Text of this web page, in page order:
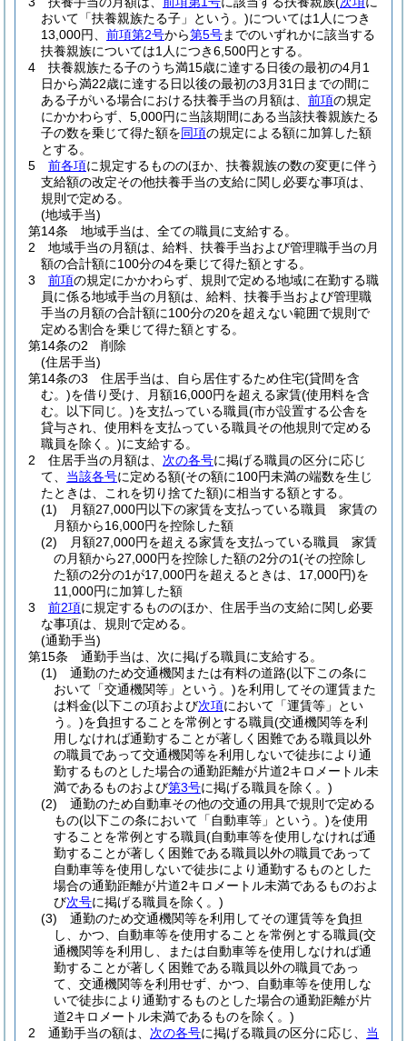
おいて「扶養親族たる子」という。)については1人につき
13,000円、 前項第2号から第5号までのいずれかに該当する
扶養親族については1人につき6,500円とする。
4
扶養親族たる子のうち満15歳に達する日後の最初の4月1
日から満22歳に達する日以後の最初の3月31日までの間に
ある子がいる場合における扶養手当の月額は、 前項の規定
にかかわらず、5,000円に当該期間にある当該扶養親族たる
子の数を乗じて得た額を同項の規定による額に加算した額
とする。
5
前各項に規定するもののほか、扶養親族の数の変更に伴う
支給額の改定その他扶養手当の支給に関し必要な事項は、
規則で定める。
(地域手当)
第14条
地域手当は、全ての職員に支給する。
2
地域手当の月額は、給料、扶養手当および管理職手当の月
額の合計額に100分の4を乗じて得た額とする。
3
前項の規定にかかわらず、規則で定める地域に在勤する職
員に係る地域手当の月額は、給料、扶養手当および管理職
手当の月額の合計額に100分の20を超えない範囲で規則で
定める割合を乗じて得た額とする。
第14条の2
削除
(住居手当)
第14条の3
住居手当は、自ら居住するため住宅(貸間を含
む。)を借り受け、月額16,000円を超える家賃(使用料を含
む。以下同じ。)を支払っている職員(市が設置する公舎を
貸与され、使用料を支払っている職員その他規則で定める
職員を除く。)に支給する。
2
住居手当の月額は、 次の各号に掲げる職員の区分に応じ
て、 当該各号に定める額(その額に100円未満の端数を生じ
たときは、これを切り捨てた額)に相当する額とする。
(1)
月額27,000円以下の家賃を支払っている職員 家賃の
月額から16,000円を控除した額
(2)
月額27,000円を超える家賃を支払っている職員 家賃
の月額から27,000円を控除した額の2分の1(その控除し
た額の2分の1が17,000円を超えるときは、17,000円)を
11,000円に加算した額
3
前2項に規定するもののほか、住居手当の支給に関し必要
な事項は、規則で定める。
(通勤手当)
第15条
通勤手当は、次に掲げる職員に支給する。
(1)
通勤のため交通機関または有料の道路(以下この条に
おいて「交通機関等」という。)を利用してその運賃また
は料金(以下この項および次項において「運賃等」とい
う。)を負担することを常例とする職員(交通機関等を利
用しなければ通勤することが著しく困難である職員以外
の職員であって交通機関等を利用しないで徒歩により通
勤するものとした場合の通勤距離が片道2キロメートル未
満であるものおよび第3号に掲げる職員を除く。)
(2)
通勤のため自動車その他の交通の用具で規則で定める
もの(以下この条において「自動車等」という。)を使用
することを常例とする職員(自動車等を使用しなければ通
勤することが著しく困難である職員以外の職員であって
自動車等を使用しないで徒歩により通勤するものとした
場合の通勤距離が片道2キロメートル未満であるものおよ
び次号に掲げる職員を除く。)
(3)
通勤のため交通機関等を利用してその運賃等を負担
し、かつ、自動車等を使用することを常例とする職員(交
通機関等を利用し、または自動車等を使用しなければ通
勤することが著しく困難である職員以外の職員であっ
て、交通機関等を利用せず、かつ、自動車等を使用しな
いで徒歩により通勤するものとした場合の通勤距離が片
道2キロメートル未満であるものを除く。)
2
通勤手当の額は、 次の各号に掲げる職員の区分に応じ、 当